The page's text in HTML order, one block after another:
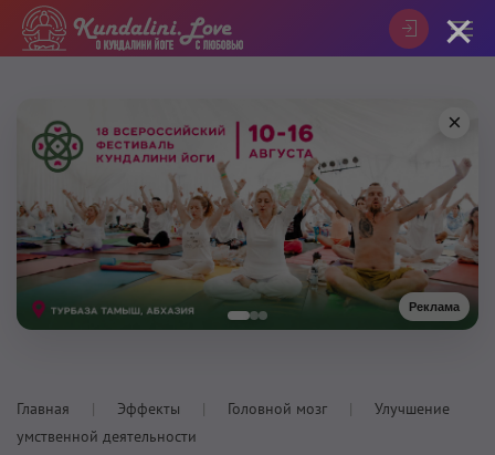
Реклама
×
Главная Эффекты Головной мозг
Улучшение
умственной деятельности
×